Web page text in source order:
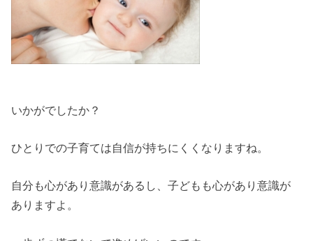
いかがでしたか？
ひとりでの子育ては自信が持ちにくくなりますね。
自分も心があり意識があるし、子どもも心があり意識が
ありますよ。